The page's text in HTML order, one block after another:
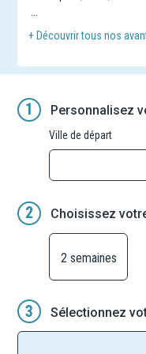
Partez à la rencontre
de jour ou d'heure).
Voyager à bord d'un
ils offrent un cadre
+ Découvrir tous nos
1 Personnalisez
Ville de départ
2 Choisissez
2 semaines
3 Sélectionnez